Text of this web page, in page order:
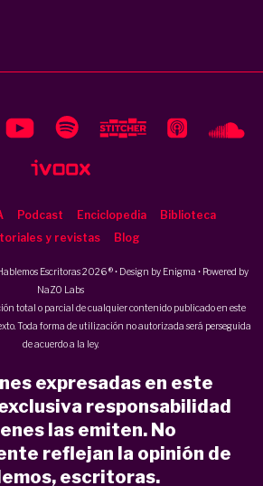
Podcast Enciclopedia
Biblioteca
y revistas
Blog
Escritoras 2026 ® • Design by Enigma • Powered by
NaZO Labs
total o parcial de cualquier contenido publicado en este
Toda forma de utilización no autorizada será perseguida
de acuerdo a la ley.
expresadas en este
responsabilidad
las emiten. No
reflejan la opinión de
escritoras.